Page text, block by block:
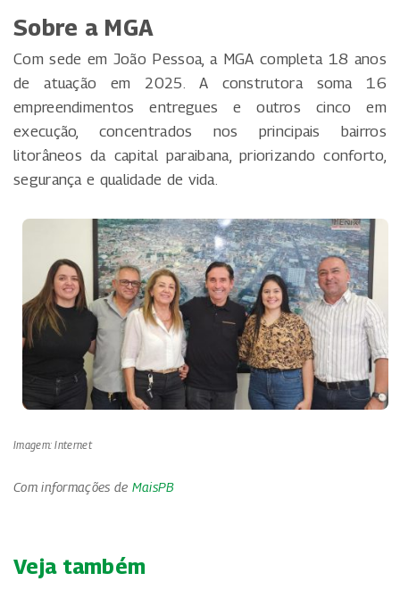
Sobre a MGA
Com sede em João Pessoa, a MGA completa 18 anos
de atuação em 2025. A construtora soma 16
empreendimentos entregues e outros cinco em
execução, concentrados nos principais bairros
litorâneos da capital paraibana, priorizando conforto,
segurança e qualidade de vida.
Imagem: Internet
Com informações de MaisPB
Veja também